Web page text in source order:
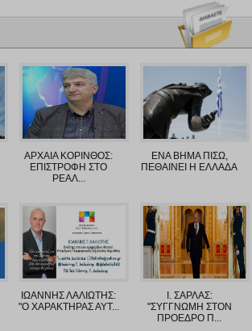
ΑΡΧΑΙΑ ΚΟΡΙΝΘΟΣ:
ΕΠΙΣΤΡΟΦΗ ΣΤΟ
ΡΕΑΛ...
ΕΝΑ ΒΗΜΑ ΠΙΣΩ,
ΠΕΘΑΙΝΕΙ Η ΕΛΛΑΔΑ
ΙΩΑΝΝΗΣ ΛΑΛΙΩΤΗΣ:
"O XAΡΑΚΤΗΡΑΣ ΑΥΤ...
Ι. ΣΑΡΛΑΣ:
"ΣΥΓΓΝΩΜΗ ΣΤΟΝ
ΠΡΟΕΔΡΟ Π...